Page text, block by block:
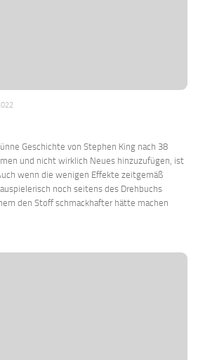
Geschichte von Stephen King nach 38
und nicht wirklich Neues hinzuzufügen, ist
wenn die wenigen Effekte zeitgemäß
noch seitens des Drehbuchs
den Stoff schmackhafter hätte machen